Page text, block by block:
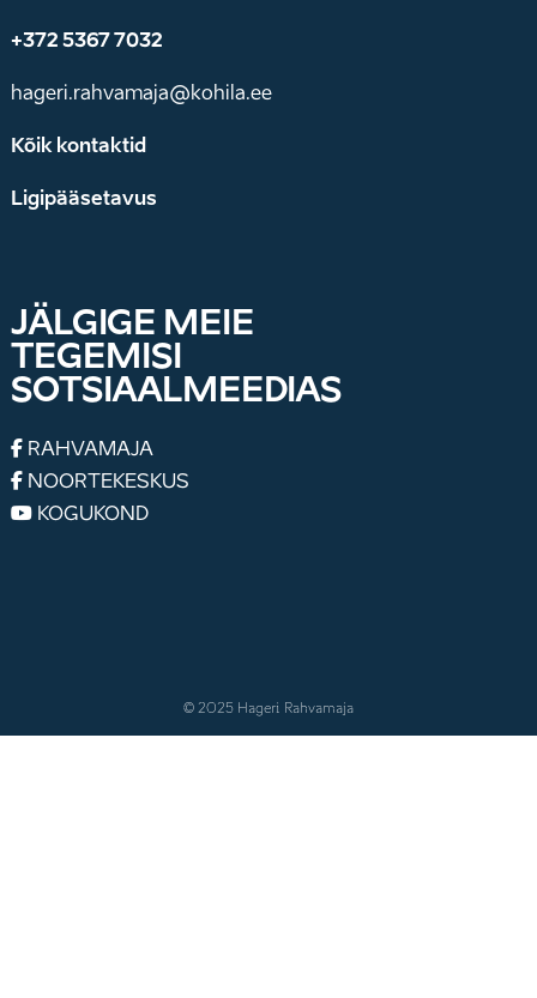
+372 5367 7032
hageri.rahvamaja@kohila.ee
Kõik kontaktid
Ligipääsetavus
JÄLGIGE MEIE
TEGEMISI
SOTSIAALMEEDIAS
RAHVAMAJA
NOORTEKESKUS
KOGUKOND
© 2025 Hageri Rahvamaja